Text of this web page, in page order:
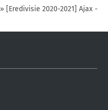
» [Eredivisie 2020-2021] Ajax -